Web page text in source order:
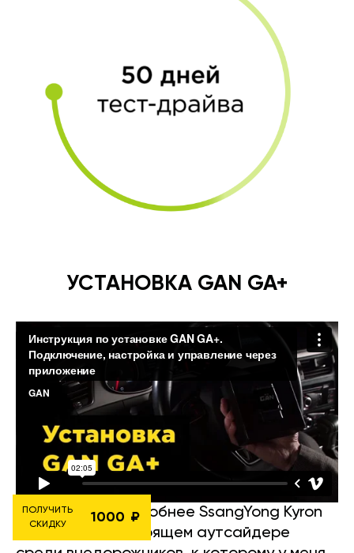
УСТАНОВКА GAN GA+
Рассмотрим подробнее SsangYong Kyron
2.3i 150HP — настоящем аутсайдере
ПОЛУЧИТЬ
СКИДКУ
1000